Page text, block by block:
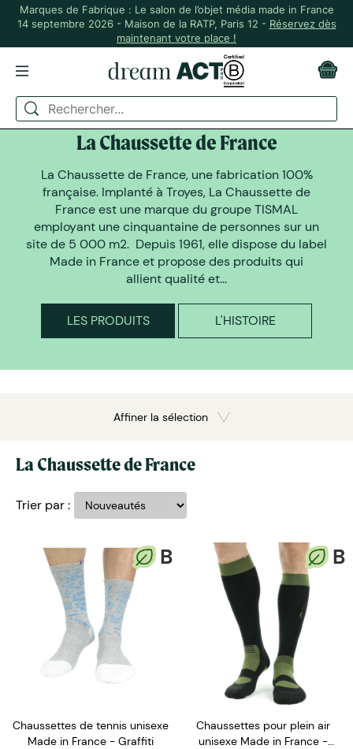
Marques de Fabrique : Le salon de l’objet média made in France
14 septembre 2026 - Maison de la RATP, Paris 12 - Réservez dès
maintenant votre place !
DREAM ACT A SELECTIONNÉ
La Chaussette de France
La Chaussette de France, une fabrication 100%
française. Implanté à Troyes, La Chaussette de
France est une marque du groupe TISMAL
employant une cinquantaine de personnes sur un
site de 5 000 m2. Depuis 1961, elle dispose du label
Made in France et propose des produits qui
allient qualité et...
LES PRODUITS L'HISTOIRE
Affiner la sélection
La Chaussette de France
Trier par :
B
Chaussettes de tennis unisexe
Made in France - Graffiti
B
Chaussettes pour plein air
unisexe Made in France -